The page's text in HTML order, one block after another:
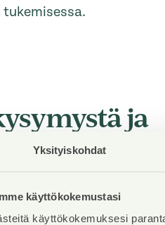
Yksityiskohdat
käyttökokemustasi
käyttökokemuksesi
ja
asumisoikeusasuntojen
asukkaat voivat
eivätkä muutokset